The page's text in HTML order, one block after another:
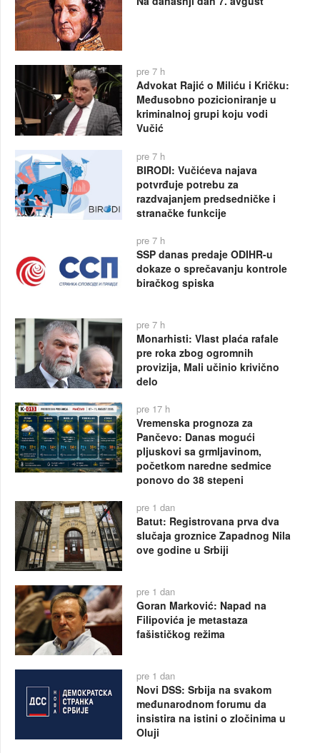
pre 7 h
Advokat Rajić o Miliću i Kričku:
Međusobno pozicioniranje u
kriminalnoj grupi koju vodi
Vučić
pre 7 h
BIRODI: Vučićeva najava
potvrđuje potrebu za
razdvajanjem predsedničke i
stranačke funkcije
pre 7 h
SSP danas predaje ODIHR-u
dokaze o sprečavanju kontrole
biračkog spiska
pre 7 h
Monarhisti: Vlast plaća rafale
pre roka zbog ogromnih
provizija, Mali učinio krivično
delo
pre 17 h
Vremenska prognoza za
Pančevo: Danas mogući
pljuskovi sa grmljavinom,
početkom naredne sedmice
ponovo do 38 stepeni
pre 1 dan
Batut: Registrovana prva dva
slučaja groznice Zapadnog Nila
ove godine u Srbiji
pre 1 dan
Goran Marković: Napad na
Filipovića je metastaza
fašističkog režima
pre 1 dan
Novi DSS: Srbija na svakom
međunarodnom forumu da
insistira na istini o zločinima u
Oluji